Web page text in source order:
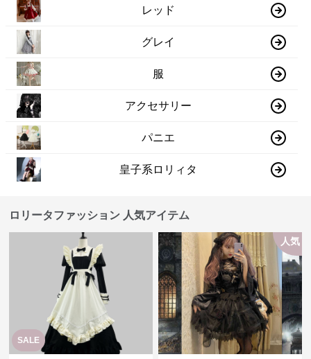
レッド
グレイ
服
アクセサリー
パニエ
皇子系ロリィタ
ロリータファッション 人気アイテム
SALE
人気